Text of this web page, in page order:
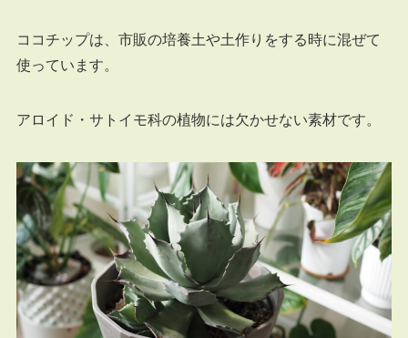
ココチップは、市販の培養土や土作りをする時に混ぜて
使っています。
アロイド・サトイモ科の植物には欠かせない素材です。